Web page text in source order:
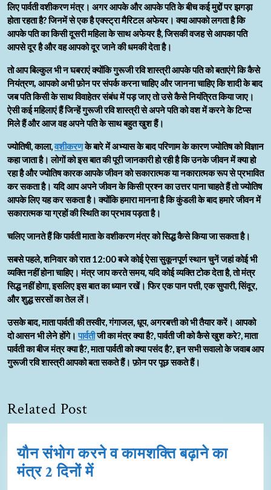
लिए पार्वती वशीकरण मंत्र। अगर आपके और आपके पति के बीच कई मुद्दों पर झगड़ा
होता रहता है? जिनमें से एक है एक्स्ट्रा मैरिटल अफेयर। क्या आपको लगता है कि
आपके पति का किसी दूसरी महिला के साथ अफेयर है, जिसकी वजह से आपका पति
आपसे दूर है और वह आपको दूर जाने की धमकी देता है।
तो आप बिल्कुल भी न घबराएं क्योंकि गुरूजी रवि शास्त्री आपके पति को बताएंगे कि कैसे
नियंत्रण, आपको अभी फ़ोन पर संपर्क करना चाहिए और जानना चाहिए कि शादी के बाद
जब पति किसी के साथ विवाहेतर संबंध में पड़ जाए तो उसे कैसे नियंत्रित किया जाए।
ऐसी कई महिलाएं हैं जिन्हें गुरूजी रवि शास्त्री से अपने पति को वश में करने के टिप्स
मिले हैं और आज वह अपने पति के साथ बहुत खुश हैं।
ज्योतिषी, काला,वशीकरणके बारे में अभ्यास के बाद परिणाम के कारण ज्योतिष को विज्ञान
कहा जाता है। लोगों को इस बात की पूरी जानकारी हो रही है कि उनके जीवन में क्या हो
रहा है और ज्योतिष कारक आपके जीवन को सकारात्मक या नकारात्मक रूप से प्रभावित
कर सकता है। यदि आप अपने जीवन के किसी प्रश्न का उत्तर पाना चाहते हैं तो ज्योतिष
आपके लिए यह कर सकता है। क्योंकि हमारा मानना ​​है कि कुंडली के बाद हमारे जीवन में
सकारात्मक या ग्रहों की स्थिति का प्रभाव पड़ता है।
चलिए जानते हैं कि पार्वती माता के वशीकरण मंत्र को सिद्ध कैसे किया जा सकता है।
सबसे पहले, शनिवार को रात 12:00 बजे कोई ऐसा सुकूनपूर्ण स्थान चुनें जहां कोई भी
व्यक्ति नहीं होना चाहिए। मंत्र जाप करते समय, यदि कोई व्यक्ति टोक देता है, तो मंत्र
सिद्ध नहीं होगा, इसलिए इस बात का ध्यान रखें। फिर एक पान पत्ती, एक सुपारी, सिंदूर,
और शुद्ध सरसों का तेल लें।
उसके बाद, माता पार्वती की तस्वीर, गंगाजल, धूप, अगरबत्ती को भी तैयार करें। आपको
दो आसन भी लेने होंगे। पार्वतीजी का मंत्र क्या है?, पार्वती जी को कैसे खुश करे?, माता
पार्वती का बीज मंत्र क्या है?, माता पार्वती को क्या पसंद है?, इन सभी सवालो के जवाब आप
गुरूजी रवि शास्त्रीआपको बता सकते हैं। फ़ोन पर पूछ सकते हैं।
Related Post
यौन संभोग करने व कामशक्ति बढ़ाने का
मंत्र 2 दिनों में